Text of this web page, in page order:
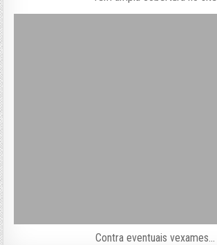
Contra eventuais vexames…